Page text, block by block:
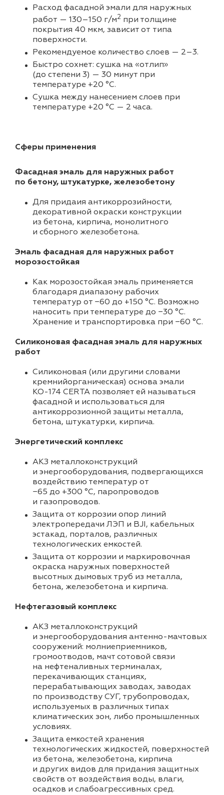
Расход фасадной эмали для наружных
работ — 130–150 г/м2 при толщине
покрытия 40 мкм, зависит от типа
поверхности.
Рекомендуемое количество слоев — 2–3.
Быстро сохнет: сушка на «отлип»
(до степени 3) — 30 минут при
температуре +20 °C.
Сушка между нанесением слоев при
температуре +20 °C — 2 часа.
Сферы применения
Фасадная эмаль для наружных работ
по бетону, штукатурке, железобетону
Для придаия антикоррозийности,
декоративной окраски конструкции
из бетона, кирпича, монолитного
и сборного железобетона.
Эмаль фасадная для наружных работ
морозостойкая
Как морозостойкая эмаль применяется
благодаря диапазону рабочих
температур от −60 до +150 °C. Возможно
наносить при температуре до −30 °C.
Хранение и транспортировка при −60 °C.
Cиликоновая фасадная эмаль для наружных
работ
Cиликоновая (или другими словами
кремнийорганическая) основа эмали
КО-174 CERTA позволяет ей называться
фасадной и использоваться для
антикоррозионной защиты металла,
бетона, штукатурки, кирпича.
Энергетический комплекс
АКЗ металлоконструкций
и энергооборудования, подвергающихся
воздействию температур от
−65 до +300 °C, паропроводов
и газопроводов.
Защита от коррозии опор линий
электропередачи ЛЭП и BJI, кабельных
эстакад, порталов, различных
технологических емкостей.
Защита от коррозии и маркировочная
окраска наружных поверхностей
высотных дымовых труб из металла,
бетона, железобетона и кирпича.
Нефтегазовый комплекс
АКЗ металлоконструкций
и энергооборудования антенно-мачтовых
сооружений: молниеприемников,
громоотводов, мачт сотовой связи
на нефтеналивных терминалах,
перекачивающих станциях,
перерабатывающих заводах, заводах
по производству СУГ, трубопроводах,
используемых в различных типах
климатических зон, либо промышленных
условиях.
Защита емкостей хранения
технологических жидкостей, поверхностей
из бетона, железобетона, кирпича
и других видов для придания защитных
свойств от воздействия воды, влаги,
осадков и слабоагрессивных сред.